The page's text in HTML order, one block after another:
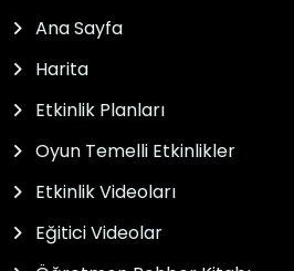
Ana Sayfa
Harita
Etkinlik Planları
Oyun Temelli Etkinlikler
Etkinlik Videoları
Eğitici Videolar